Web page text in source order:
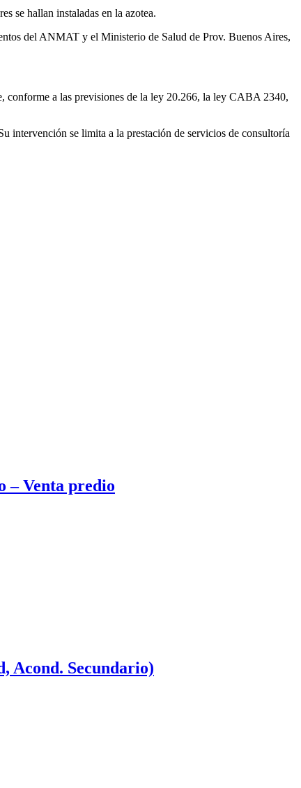
se hallan instaladas en la azotea.
del ANMAT y el Ministerio de Salud de Prov. Buenos Aires,
conforme a las previsiones de la ley 20.266, la ley CABA 2340,
intervención se limita a la prestación de servicios de consultoría
– Venta predio
Acond. Secundario)